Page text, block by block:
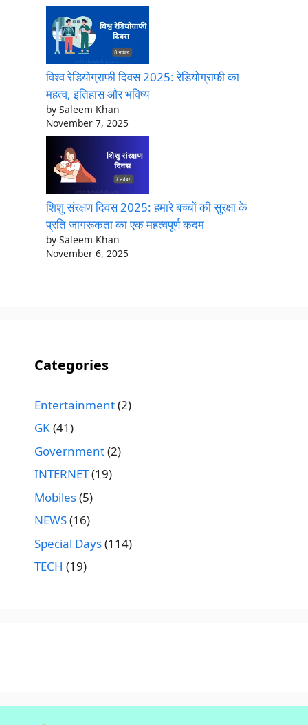
विश्व रेडियोग्राफी दिवस 2025: रेडियोग्राफी का
महत्व, इतिहास और भविष्य
by Saleem Khan
November 7, 2025
शिशु संरक्षण दिवस 2025: हमारे बच्चों की सुरक्षा के
प्रति जागरूकता का एक महत्वपूर्ण कदम
by Saleem Khan
November 6, 2025
Categories
Entertainment(2)
GK(41)
Government(2)
INTERNET(19)
Mobiles(5)
NEWS(16)
Special Days(114)
TECH (19)